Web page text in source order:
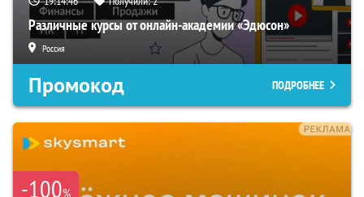
Различные курсы от онлайн-академии «Эдюсон»
Россия
Промокод ПОДРОБНЕЕ
-100%